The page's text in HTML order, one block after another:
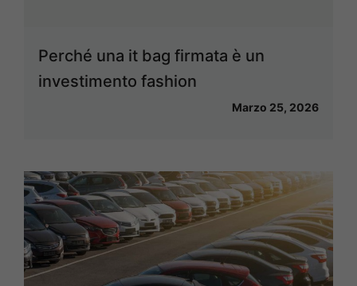
Perché una it bag firmata è un
investimento fashion
Marzo 25, 2026